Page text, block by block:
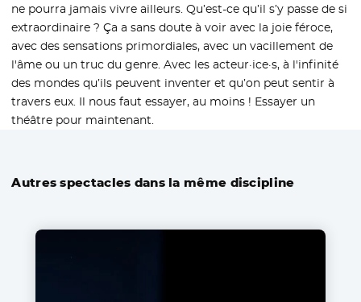
ne pourra jamais vivre ailleurs. Qu’est-ce qu’il s’y passe de si
extraordinaire ? Ça a sans doute à voir avec la joie féroce,
avec des sensations primordiales, avec un vacillement de
l'âme ou un truc du genre. Avec les acteur·ice·s, à l'infinité
des mondes qu’ils peuvent inventer et qu’on peut sentir à
travers eux. Il nous faut essayer, au moins ! Essayer un
théâtre pour maintenant.
Autres spectacles dans la même discipline